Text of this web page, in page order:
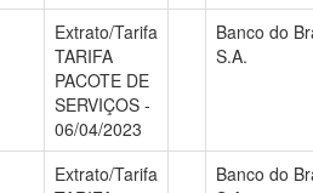
Extrato/Tarifa
TARIFA
PACOTE DE
SERVIÇOS -
06/04/2023
Banco do
S.A.
Extrato/Tarifa
Banco do